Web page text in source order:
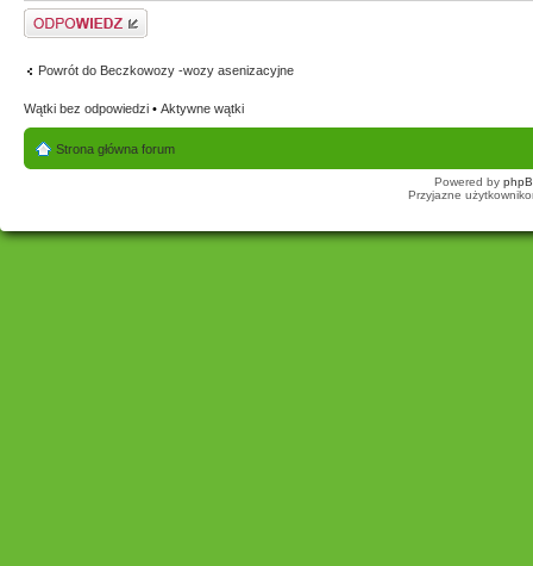
Odpowiedz
Powrót do Beczkowozy -wozy asenizacyjne
Wątki bez odpowiedzi • Aktywne wątki
Strona główna forum
Powered by
Przyjazne